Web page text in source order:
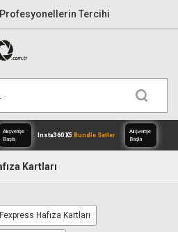
Tercihi
Bundle Setler
Kartları
Hafıza Kartları